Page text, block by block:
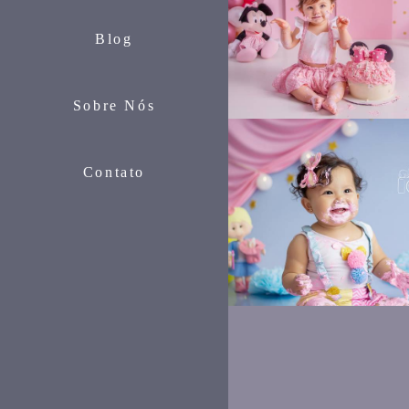
Blog
Sobre Nós
Contato
630
3421